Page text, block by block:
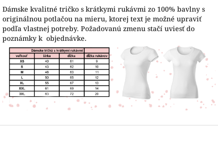
Dámske kvalitné tričko s krátkymi rukávmi zo 100% bavlny s
originálnou potlačou na mieru, ktorej text je možné upraviť
podľa vlastnej potreby. Požadovanú zmenu stačí uviesť do
poznámky k objednávke.